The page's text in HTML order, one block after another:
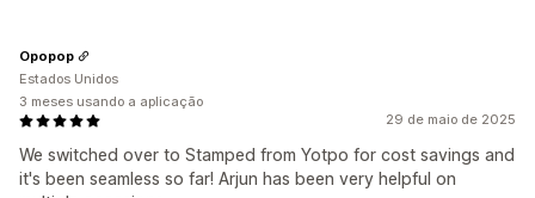
29 de maio de 2025
We switched over to Stamped from Yotpo for cost savings and
it's been seamless so far! Arjun has been very helpful on
Opopop
Estados Unidos
3 meses usando a aplicação